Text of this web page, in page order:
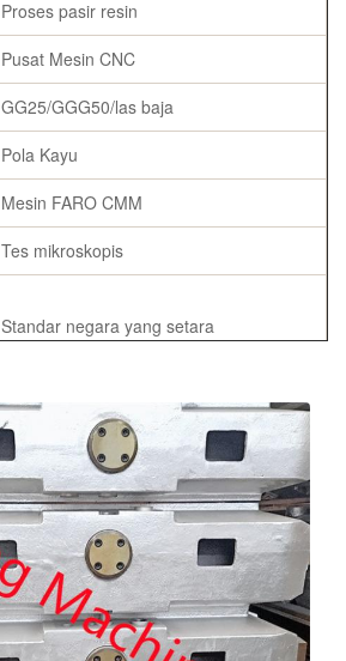
Proses pasir resin
Pusat Mesin CNC
GG25/GGG50/las baja
Pola Kayu
Mesin FARO CMM
Tes mikroskopis
Standar negara yang setara
C, Si, Mn, P, S, Cu
Sesuai kebutuhan pelanggan
laporan komposisi kimia, laporan
kekuatan tarik dan kekerasan, sertifikat
anil